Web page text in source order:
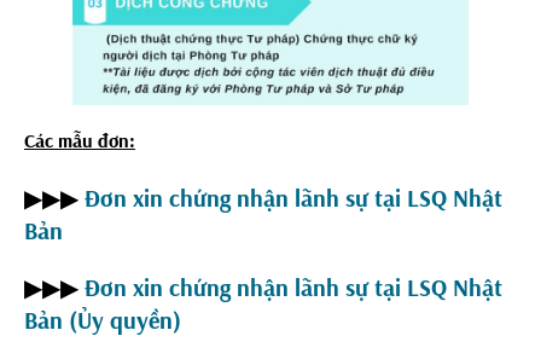
Các mẫu đơn:
▶▶▶ Đơn xin chứng nhận lãnh sự tại LSQ Nhật
Bản
▶▶▶ Đơn xin chứng nhận lãnh sự tại LSQ Nhật
Bản (Ủy quyền)